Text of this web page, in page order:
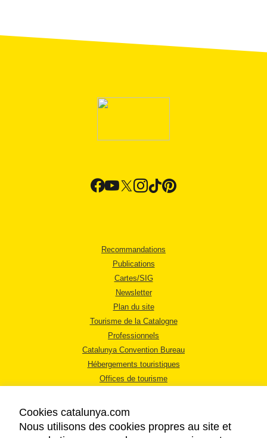
Recommandations
Publications
Cartes/SIG
Newsletter
Plan du site
Tourisme de la Catalogne
Professionnels
Catalunya Convention Bureau
Hébergements touristiques
Offices de tourisme
Cookies catalunya.com
Nous utilisons des cookies propres au site et